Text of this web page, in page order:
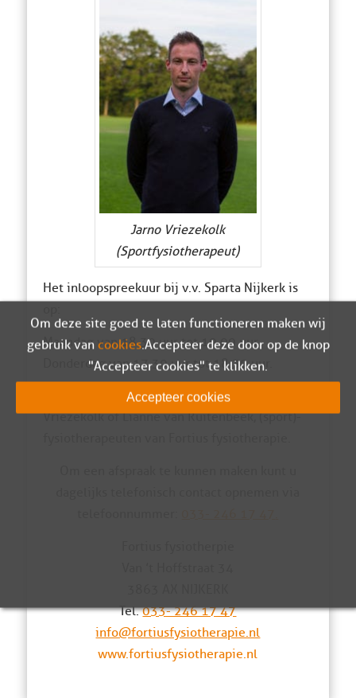
Jarno Vriezekolk
(Sportfysiotherapeut)
Het inloopspreekuur bij v.v. Sparta Nijkerk is
Maandag van 18.30 uur tot 19.00 uur.
Donderdag van 17.30 uur tot 18.30 uur.
Het sportspreekuur wordt verzorgd door Jarno
Vriezekolk of Lianne van Ruitenbeek, (sport)-
Tel.033- 246 17 47
info@fortiusfysiotherapie.nl
www.fortiusfysiotherapie.nl
Om deze site goed te laten functioneren maken wij
gebruik van cookies. Accepteer deze door op de knop
"Accepteer cookies" te klikken.
Accepteer cookies